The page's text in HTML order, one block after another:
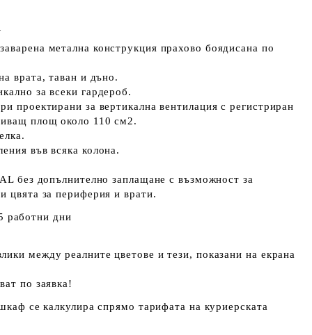
метална конструкция прахово боядисана по
врата, таван и дъно.
за всеки гардероб.
проектирани за вертикална вентилация с регистриран
площ около 110 см2.
във всяка колона.
без допълнително заплащане с възможност за
цвята за периферия и врати.
работни дни
между реалните цветове и тези, показани на екрана
по заявка!
се калкулира спрямо тарифата на куриерската